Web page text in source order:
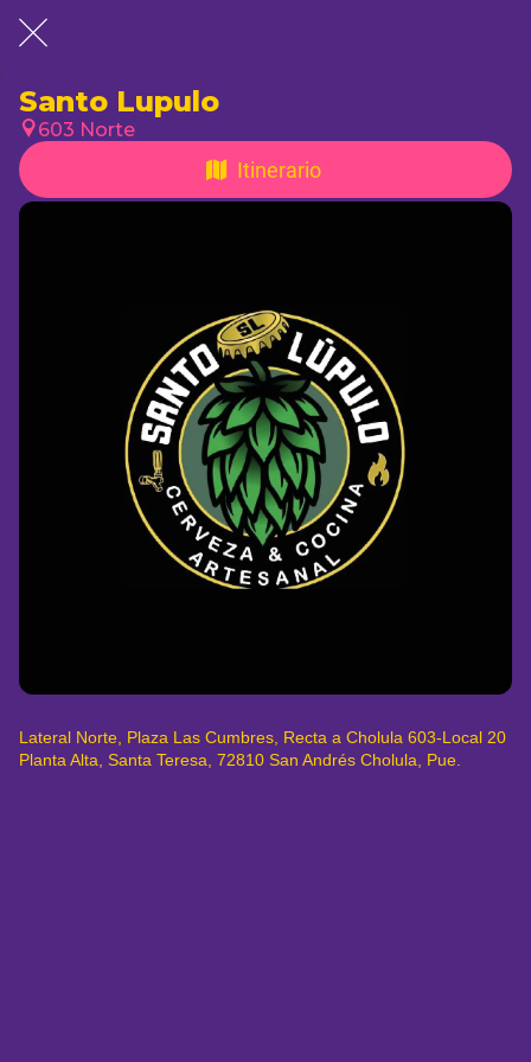
Santo Lupulo
603 Norte
Itinerario
Lateral Norte, Plaza Las Cumbres, Recta a Cholula 603-Local 20
Planta Alta, Santa Teresa, 72810 San Andrés Cholula, Pue.